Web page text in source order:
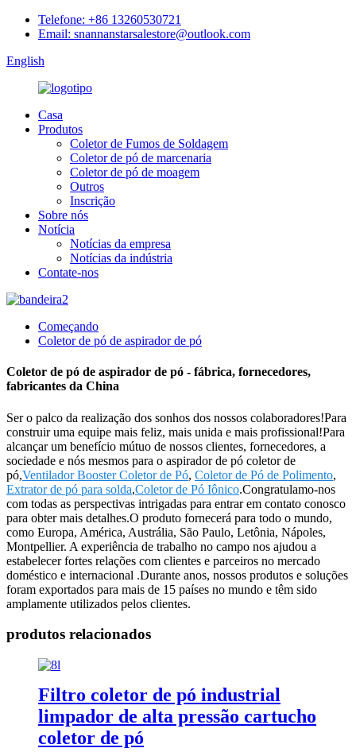
Telefone: +86 13260530721
Email: snannanstarsalestore@outlook.com
English
Casa
Produtos
Coletor de Fumos de Soldagem
Coletor de pó de marcenaria
Coletor de pó de moagem
Outros
Inscrição
Sobre nós
Notícia
Notícias da empresa
Notícias da indústria
Contate-nos
Começando
Coletor de pó de aspirador de pó
Coletor de pó de aspirador de pó - fábrica, fornecedores,
fabricantes da China
Ser o palco da realização dos sonhos dos nossos colaboradores!Para
construir uma equipe mais feliz, mais unida e mais profissional!Para
alcançar um benefício mútuo de nossos clientes, fornecedores, a
sociedade e nós mesmos para o aspirador de pó coletor de
pó,Ventilador Booster Coletor de Pó, Coletor de Pó de Polimento,
Extrator de pó para solda,Coletor de Pó Iônico.Congratulamo-nos
com todas as perspectivas intrigadas para entrar em contato conosco
para obter mais detalhes.O produto fornecerá para todo o mundo,
como Europa, América, Austrália, São Paulo, Letônia, Nápoles,
Montpellier. A experiência de trabalho no campo nos ajudou a
estabelecer fortes relações com clientes e parceiros no mercado
doméstico e internacional .Durante anos, nossos produtos e soluções
foram exportados para mais de 15 países no mundo e têm sido
amplamente utilizados pelos clientes.
produtos relacionados
Filtro coletor de pó industrial
limpador de alta pressão cartucho
coletor de pó